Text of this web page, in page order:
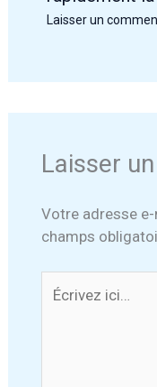
Laisser un
Laisser
Votre adresse
champs
ici…